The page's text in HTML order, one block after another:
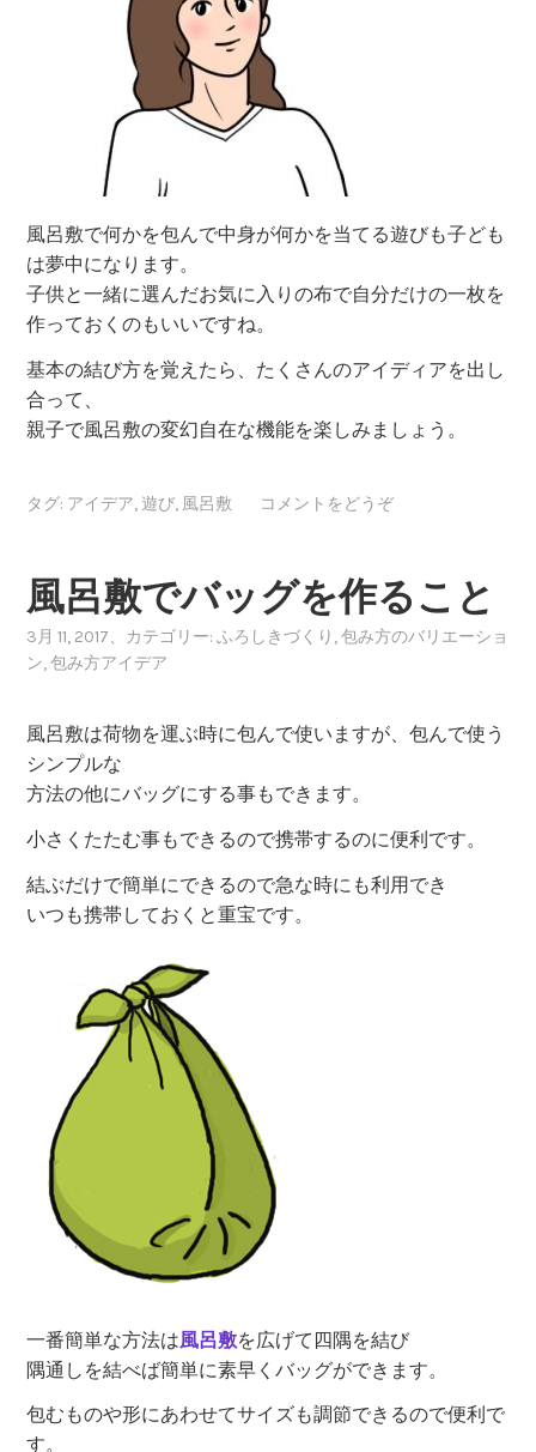
風呂敷で何かを包んで中身が何かを当てる遊びも子ども
は夢中になります。
子供と一緒に選んだお気に入りの布で自分だけの一枚を
作っておくのもいいですね。
基本の結び方を覚えたら、たくさんのアイディアを出し
合って、
親子で風呂敷の変幻自在な機能を楽しみましょう。
タグ: アイデア,遊び, 風呂敷 コメントをどうぞ
風呂敷でバッグを作ること
3月 11, 2017、カテゴリー:ふろしきづくり ,包み方のバリエーショ
ン,包み方アイデア
風呂敷は荷物を運ぶ時に包んで使いますが、包んで使う
シンプルな
方法の他にバッグにする事もできます。
小さくたたむ事もできるので携帯するのに便利です。
結ぶだけで簡単にできるので急な時にも利用でき
いつも携帯しておくと重宝です。
一番簡単な方法は風呂敷を広げて四隅を結び
隅通しを結べば簡単に素早くバッグができます。
包むものや形にあわせてサイズも調節できるので便利で
す。